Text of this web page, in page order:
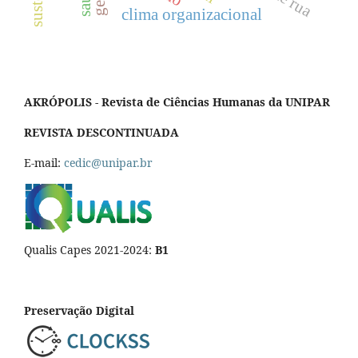
clima organizacional
AKRÓPOLIS - Revista de Ciências Humanas da UNIPAR
REVISTA DESCONTINUADA
E-mail: cedic@unipar.br
Qualis Capes 2021-2024: B1
Preservação Digital